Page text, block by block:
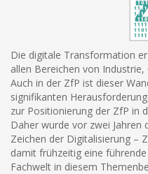
Die digitale Transformation
allen Bereichen von
Auch in der ZfP ist dieser
signifikanten
zur Positionierung der ZfP in
Daher wurde vor zwei Jahren
Zeichen der Digitalisierung –
damit frühzeitig eine
Fachwelt in diesem